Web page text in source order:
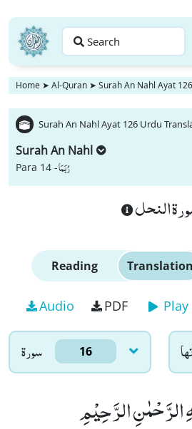
Search
Home ➤ Al-Quran ➤ Surah An Nahl Ayat
Surah An Nahl Ayat 126 Urdu
Surah An Nahl
Para 14 -رُبَمَا
النحل
Reading Translation
Audio PDF Play
سورۃ 16
الرَّحْمٰنِ الرَّحِیْمِ